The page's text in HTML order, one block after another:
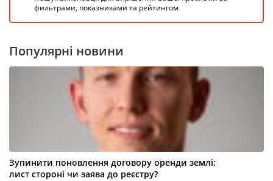
фильтрами, показниками та рейтингом
Популярні новини
Зупинити поновлення договору оренди землі:
лист стороні чи заява до реєстру?